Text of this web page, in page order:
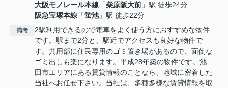
大阪モノレール本線 「柴原阪大前 」駅 徒歩24分
阪急宝塚本線 「蛍池」駅 徒歩22分
備考
2駅利用できるので電車をよく使う方におすすめな物件
です。駅まで2分と、駅近でアクセスも良好な物件で
す。共用部に住民専用のゴミ置き場があるので、面倒な
ゴミ出しも楽になります。平成28年築の物件です。池
田市エリアにある賃貸情報のことなら、地域に密着した
当社へお任せ下さい。当社は、多種多様な賃貸情報を取